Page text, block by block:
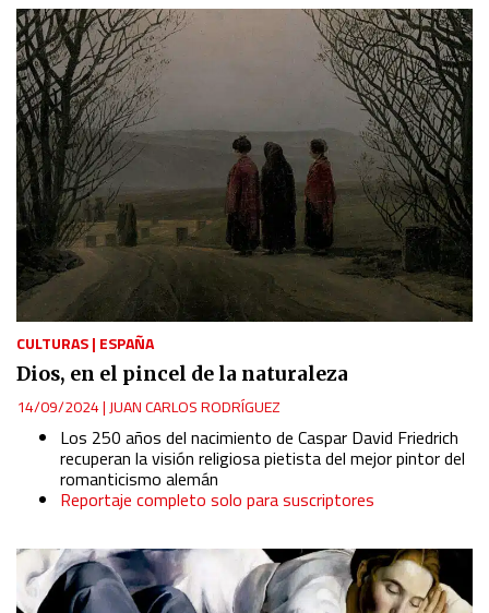
CULTURAS| ESPAÑA
Dios, en el pincel de la naturaleza
14/09/2024| JUAN CARLOS RODRÍGUEZ
Los 250 años del nacimiento de Caspar David Friedrich
recuperan la visión religiosa pietista del mejor pintor del
romanticismo alemán
Reportaje completo solo para suscriptores